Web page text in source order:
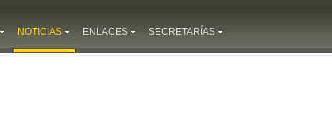
NOTICIAS ENLACES SECRETARÍAS